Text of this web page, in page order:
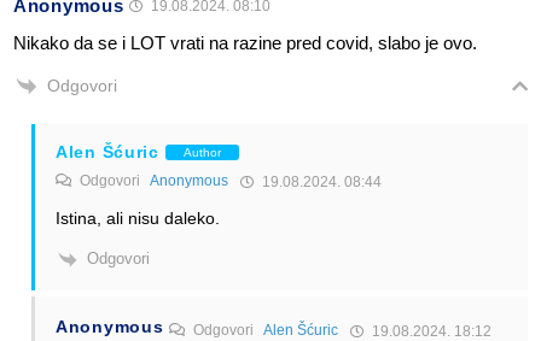
Anonymous 19.08.2024. 08:10
Nikako da se i LOT vrati na razine pred covid, slabo je ovo.
Odgovori
Alen Šćuric Author
Odgovori Anonymous 19.08.2024. 08:44
Istina, ali nisu daleko.
Odgovori
Anonymous OdgovoriAlen Šćuric 19.08.2024. 18:12